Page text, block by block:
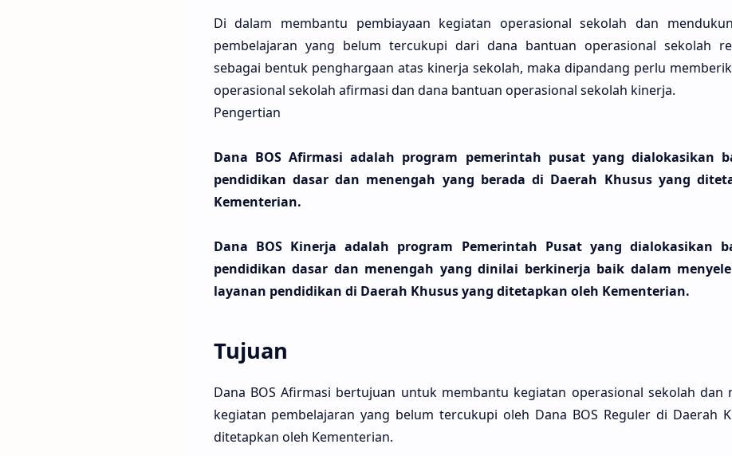
Di dalam membantu pembiayaan kegiatan operasional sekolah dan
pembelajaran yang belum tercukupi dari dana bantuan operasional sekolah
sebagai bentuk penghargaan atas kinerja sekolah, maka dipandang perlu
operasional sekolah afirmasi dan dana bantuan operasional sekolah kinerja.
Pengertian
Dana BOS Afirmasi adalah program pemerintah pusat yang dialokasikan
pendidikan dasar dan menengah yang berada di Daerah Khusus yang
Kementerian.
Dana BOS Kinerja adalah program Pemerintah Pusat yang dialokasikan
pendidikan dasar dan menengah yang dinilai berkinerja baik dalam
layanan pendidikan di Daerah Khusus yang ditetapkan oleh Kementerian.
Tujuan
Dana BOS Afirmasi bertujuan untuk membantu kegiatan operasional sekolah dan
kegiatan pembelajaran yang belum tercukupi oleh Dana BOS Reguler di Daerah
ditetapkan oleh Kementerian.